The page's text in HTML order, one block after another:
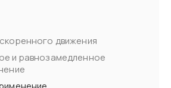
движения
и равнозамедленное